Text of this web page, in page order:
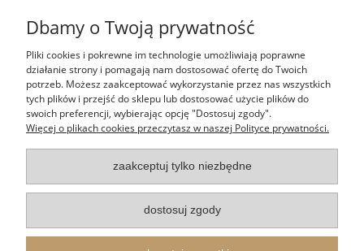
Pomoc
Moje konto
Płatności i dostawa
Informacje
O nas
Indeks kategorii
Dbamy o Twoją prywatność
Pliki cookies i pokrewne im technologie umożliwiają poprawne
działanie strony i pomagają nam dostosować ofertę do Twoich
potrzeb. Możesz zaakceptować wykorzystanie przez nas wszystkich
tych plików i przejść do sklepu lub dostosować użycie plików do
swoich preferencji, wybierając opcję "Dostosuj zgody".
Więcej o plikach cookies przeczytasz w naszej Polityce prywatności.
zaakceptuj tylko niezbędne
dostosuj zgody